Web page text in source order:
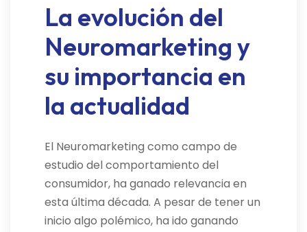
La evolución del
Neuromarketing y
su importancia en
la actualidad
El Neuromarketing como campo de
estudio del comportamiento del
consumidor, ha ganado relevancia en
esta última década. A pesar de tener un
inicio algo polémico, ha ido ganando